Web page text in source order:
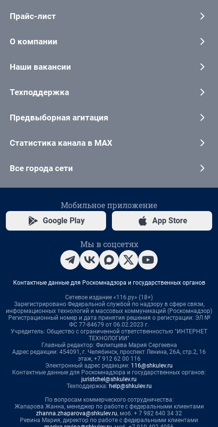
Прайс-лист
О компании
Наши вакансии
Техподдержка
Предвыборная агитация
Статистика канала в MAX
Все города сети
Мобильное приложение
Google Play App Store
Мы в соцсетях
Контактные данные для Роскомнадзора и государственных органов
Сетевое издание «116.ру» (18+)
Зарегистрировано Федеральной службой по надзору в сфере связи,
информационных технологий и массовых коммуникаций (Роскомнадзор)
Регистрационный номер и дата принятия решения о регистрации: ЭЛ №
ФС 77-84679 от 06.02.2023 г.
Учредитель: Общество с ограниченной ответственностью "ИНТЕРНЕТ
ТЕХНОЛОГИИ"
Главный редактор: Филипцева Мария Сергеевна
Адрес редакции: 454091, г. Челябинск, проспект Ленина, 26А, стр.2, 16
этаж, +7 912 62 00 116
Электронный адрес редакции: 116@shkulev.ru
Контактные данные для Роскомнадзора и государственных органов:
juristchel@shkulev.ru
Техподдержка: help@shkulev.ru
По вопросам коммерческого сотрудничества:
Жапарова Жанна, менеджер по работе с федеральными клиентами
zhanna.zhaparova@shkulev.ru, моб. + 7 982 640 34 32
Ревина Мария, директор по работе с федеральными клиентами